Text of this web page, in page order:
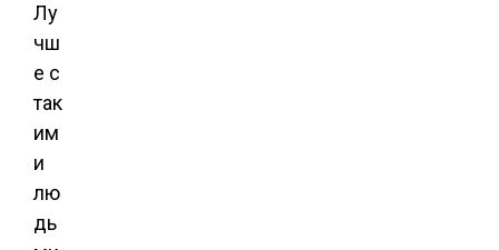
Лу
чш
е с
так
им
и
лю
дь